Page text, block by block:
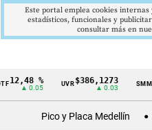
Cintillo
12,48 %
▲ 0.05
UVR$386,1273
▲ 0.03
SMMLV
Pico y Placa Medellín
Este portal emplea cookies
estadísticos, funcionales y
consultar más en